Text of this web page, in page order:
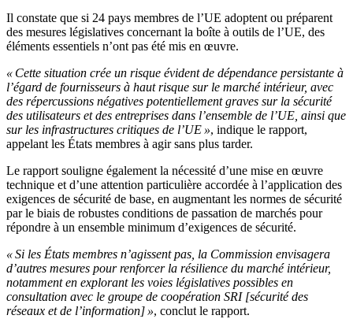
Il constate que si 24 pays membres de l’UE adoptent ou préparent
des mesures législatives concernant la boîte à outils de l’UE, des
éléments essentiels n’ont pas été mis en œuvre.
« Cette situation crée un risque évident de dépendance persistante à
l’égard de fournisseurs à haut risque sur le marché intérieur, avec
des répercussions négatives potentiellement graves sur la sécurité
des utilisateurs et des entreprises dans l’ensemble de l’UE, ainsi que
sur les infrastructures critiques de l’UE », indique le rapport,
appelant les États membres à agir sans plus tarder.
Le rapport souligne également la nécessité d’une mise en œuvre
technique et d’une attention particulière accordée à l’application des
exigences de sécurité de base, en augmentant les normes de sécurité
par le biais de robustes conditions de passation de marchés pour
répondre à un ensemble minimum d’exigences de sécurité.
« Si les États membres n’agissent pas, la Commission envisagera
d’autres mesures pour renforcer la résilience du marché intérieur,
notamment en explorant les voies législatives possibles en
consultation avec le groupe de coopération SRI [sécurité des
réseaux et de l’information] », conclut le rapport.